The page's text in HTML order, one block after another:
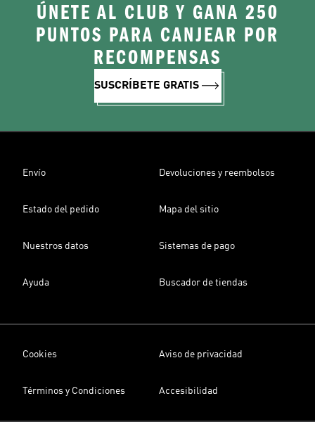
ÚNETE AL CLUB Y GANA 250
PUNTOS PARA CANJEAR POR
RECOMPENSAS
SUSCRÍBETE GRATIS
Envío Devoluciones y reembolsos
Estado del pedido Mapa del sitio
Nuestros datos Sistemas de pago
Ayuda Buscador de tiendas
Cookies Aviso de privacidad
Términos y Condiciones Accesibilidad